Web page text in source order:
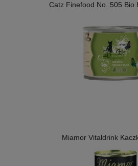
Catz Finefood No. 505 Bio
Miamor Vitaldrink